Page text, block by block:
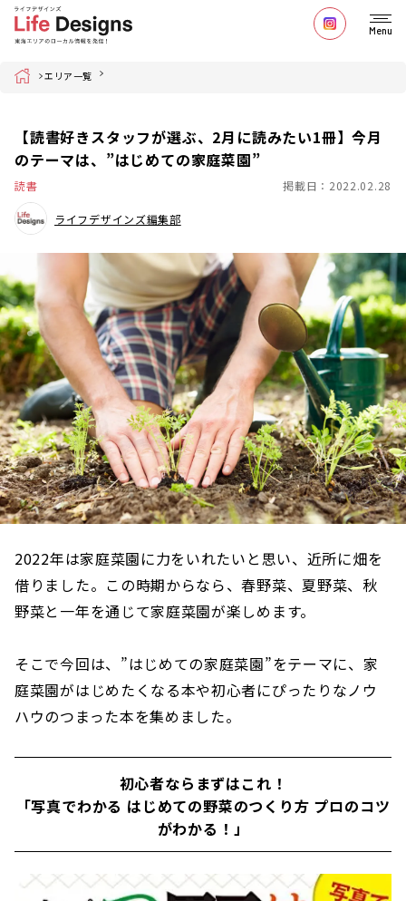
Menu
Home エリア一覧
【読書好きスタッフが選ぶ、2月に読みたい1冊】今月
のテーマは、”はじめての家庭菜園”
読書 掲載日：2022.02.28
ライフデザインズ編集部
2022年は家庭菜園に力をいれたいと思い、近所に畑を
借りました。この時期からなら、春野菜、夏野菜、秋
野菜と一年を通じて家庭菜園が楽しめます。
そこで今回は、”はじめての家庭菜園”をテーマに、家
庭菜園がはじめたくなる本や初心者にぴったりなノウ
ハウのつまった本を集めました。
初心者ならまずはこれ！
「写真でわかる はじめての野菜のつくり方 プロのコツ
がわかる！」